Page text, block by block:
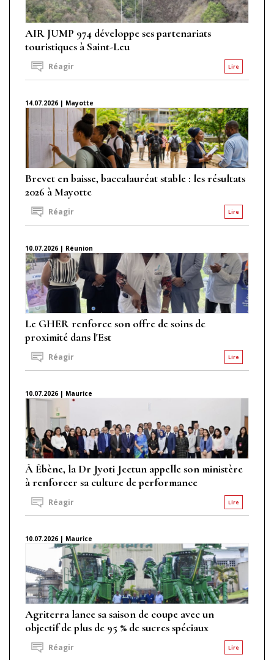
AIR JUMP 974 développe ses partenariats
touristiques à Saint-Leu
Lire
Réagir
14.07.2026 | Mayotte
Brevet en baisse, baccalauréat stable : les résultats
2026 à Mayotte
Lire
Réagir
10.07.2026 | Réunion
Le GHER renforce son offre de soins de
proximité dans l'Est
Lire
Réagir
10.07.2026 | Maurice
À Ébène, la Dr Jyoti Jeetun appelle son ministère
à renforcer sa culture de performance
Lire
Réagir
10.07.2026 | Maurice
Agriterra lance sa saison de coupe avec un
objectif de plus de 95 % de sucres spéciaux
Lire
Réagir